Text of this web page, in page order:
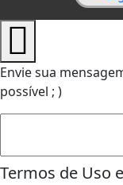
Envie sua
possível ; )
Termos de Uso